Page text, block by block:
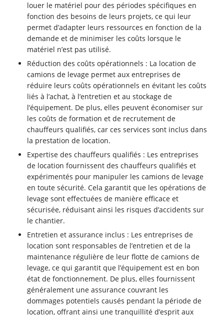
louer le matériel pour des périodes spécifiques en
fonction des besoins de leurs projets, ce qui leur
permet d’adapter leurs ressources en fonction de la
demande et de minimiser les coûts lorsque le
matériel n’est pas utilisé.
Réduction des coûts opérationnels : La location de
camions de levage permet aux entreprises de
réduire leurs coûts opérationnels en évitant les coûts
liés à l’achat, à l’entretien et au stockage de
l’équipement. De plus, elles peuvent économiser sur
les coûts de formation et de recrutement de
chauffeurs qualifiés, car ces services sont inclus dans
la prestation de location.
Expertise des chauffeurs qualifiés : Les entreprises
de location fournissent des chauffeurs qualifiés et
expérimentés pour manipuler les camions de levage
en toute sécurité. Cela garantit que les opérations de
levage sont effectuées de manière efficace et
sécurisée, réduisant ainsi les risques d’accidents sur
le chantier.
Entretien et assurance inclus : Les entreprises de
location sont responsables de l’entretien et de la
maintenance régulière de leur flotte de camions de
levage, ce qui garantit que l’équipement est en bon
état de fonctionnement. De plus, elles fournissent
généralement une assurance couvrant les
dommages potentiels causés pendant la période de
location, offrant ainsi une tranquillité d’esprit aux